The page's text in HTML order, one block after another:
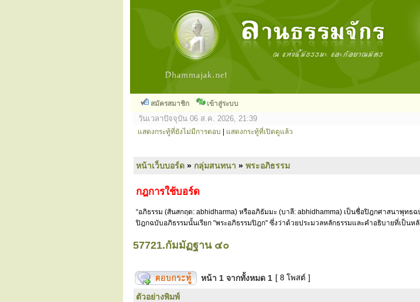
สมัครสมาชิก เข้าสู่ระบบ
วันเวลาปัจจุบัน 06 ส.ค. 2026, 21:39
แสดงกระทู้ที่ยังไม่มีการตอบ แสดงกระทู้ที่เปิดดูแล้ว
หน้าเว็บบอร์ด » กลุ่มสนทนา » พระอภิธรรม
กฎการใช้บอร์ด
“อภิธรรม (สันสกฤต: abhidharma) หรืออภิธัมมะ (บาลี: abhidhamma) เป็นชื่อปิฎกศาสนาพุท
ปิฎกฉบับอภิธรรมนั้นเรียก "พระอภิธรรมปิฎก" ซึ่งว่าด้วยประมวลหลักธรรมและคำอธิบายที่เป็นห
57721.กัมมัฏฐาน ๔๐
หน้า 1 จากทั้งหมด 1 [ 8 โพสต์ ]
ตัวอย่างพิมพ์